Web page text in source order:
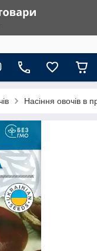
Насіння овочів в